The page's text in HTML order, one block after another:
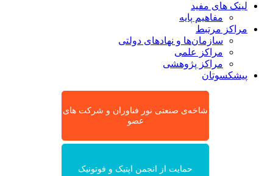
لینک های مفید
مفاهیم پایه
مراکز مرتبط
سازمان‌ها و نهادهای دولتی
مراکز علمی
مراکز پژوهشی
پیشکسوتان
شاخه‌ی صنعتی نور فناوران و شرکت های
عضو
حمایت از انجمن اپتیک و فوتونیک